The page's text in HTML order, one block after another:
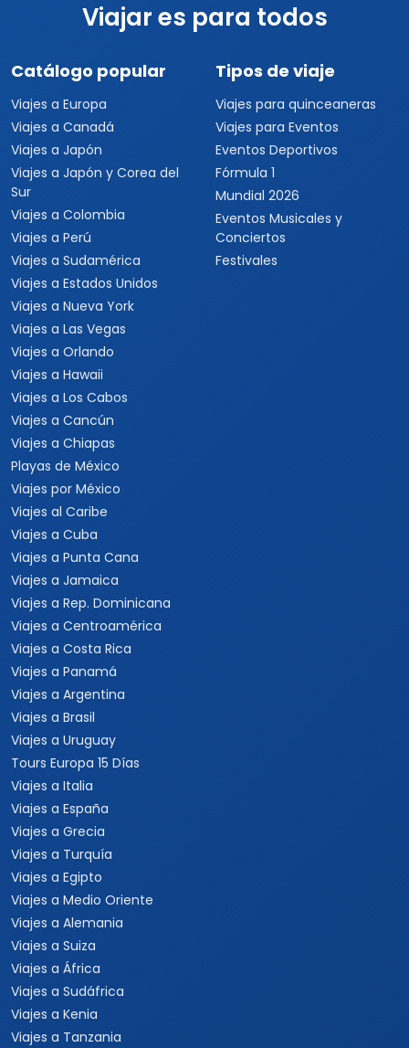
Viajar es para todos
Catálogo popular
Viajes a Europa
Viajes a Canadá
Viajes a Japón
Viajes a Japón y Corea del
Sur
Viajes a Colombia
Viajes a Perú
Viajes a Sudamérica
Viajes a Estados Unidos
Viajes a Nueva York
Viajes a Las Vegas
Viajes a Orlando
Viajes a Hawaii
Viajes a Los Cabos
Viajes a Cancún
Viajes a Chiapas
Playas de México
Viajes por México
Viajes al Caribe
Viajes a Cuba
Viajes a Punta Cana
Viajes a Jamaica
Viajes a Rep. Dominicana
Viajes a Centroamérica
Viajes a Costa Rica
Viajes a Panamá
Viajes a Argentina
Viajes a Brasil
Viajes a Uruguay
Tours Europa 15 Días
Viajes a Italia
Viajes a España
Viajes a Grecia
Viajes a Turquía
Viajes a Egipto
Viajes a Medio Oriente
Viajes a Alemania
Viajes a Suiza
Viajes a África
Viajes a Sudáfrica
Viajes a Kenia
Viajes a Tanzania
Tipos de viaje
Viajes para quinceaneras
Viajes para Eventos
Eventos Deportivos
Fórmula 1
Mundial 2026
Eventos Musicales y
Conciertos
Festivales